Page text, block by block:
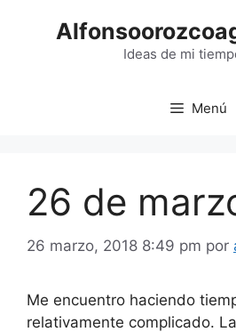
Ideas de mi
Menú
26 de
26 marzo, 2018 8:49 pm por
Me encuentro haciendo
relativamente complicado.